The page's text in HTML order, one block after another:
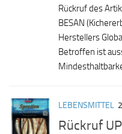
Rückruf des
BESAN
Herstellers
Betroffen ist
LEBENSMITTEL
Rückruf